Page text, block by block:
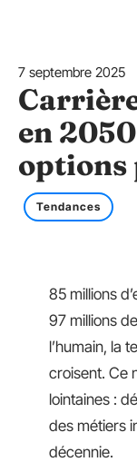
7 septembre 2025
en
options
Tendances
85 millions
97 millions
l’humain, la
croisent. Ce
lointaines :
des métiers
décennie.